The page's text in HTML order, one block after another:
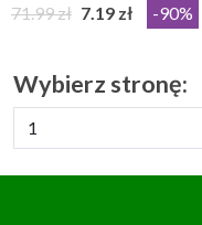
71.99 zł 7.19 zł -90%
Wybierz stronę: